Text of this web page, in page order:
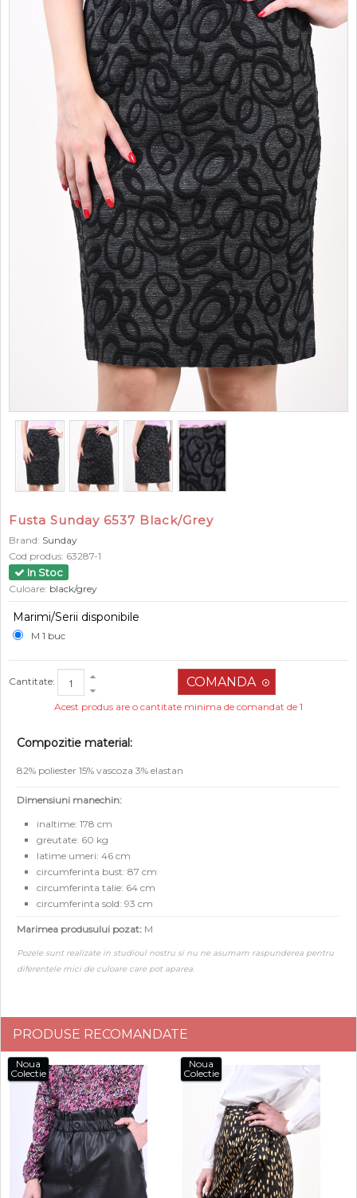
PROMOTII
CONTACT
Fusta Sunday 6537 Black/Grey
Brand: Sunday
Cod produs: 63287-1
In Stoc
Culoare: black/grey
Marimi/Serii disponibile
M 1 buc
Cantitate:
Acest produs are o cantitate minima de comandat de 1
Compozitie material:
82% poliester 15% vascoza 3% elastan
Dimensiuni manechin:
inaltime: 178 cm
greutate: 60 kg
latime umeri: 46 cm
circumferinta bust: 87 cm
circumferinta talie: 64 cm
circumferinta sold: 93 cm
Marimea produsului pozat: M
Pozele sunt realizate in studioul nostru si nu ne asumam raspunderea pentru
diferentele mici de culoare care pot aparea.
PRODUSE RECOMANDATE
Noua
Colectie
Noua
Colectie